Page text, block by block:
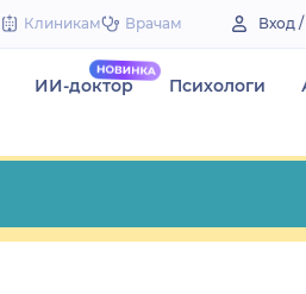
Клиникам Врачам Вход
ИИ-доктор Психологи